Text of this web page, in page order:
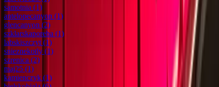
samotnia (1)
antelopecanyon (1)
glencanyon (2)
szklarskaporeba (1)
labskiszczyt (1)
snieznekotly (1)
szrenica (2)
maj25 (1)
kamienczyk (1)